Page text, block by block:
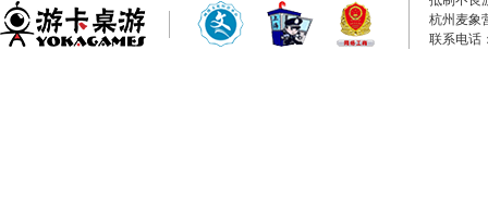
杭州麦象
联系电话